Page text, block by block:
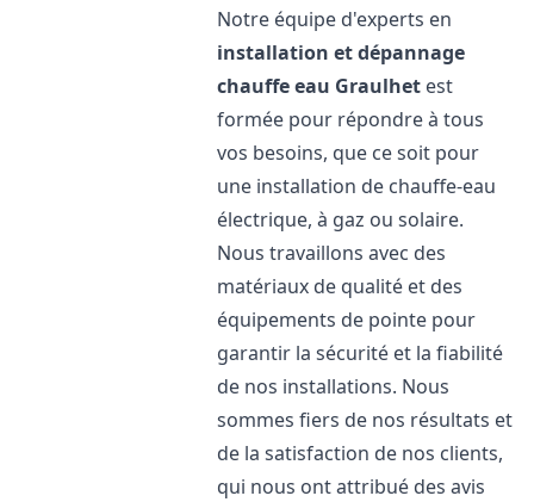
Notre équipe d'experts en
installation et dépannage
chauffe eau Graulhet est
formée pour répondre à tous
vos besoins, que ce soit pour
une installation de chauffe-eau
électrique, à gaz ou solaire.
Nous travaillons avec des
matériaux de qualité et des
équipements de pointe pour
garantir la sécurité et la fiabilité
de nos installations. Nous
sommes fiers de nos résultats et
de la satisfaction de nos clients,
qui nous ont attribué des avis